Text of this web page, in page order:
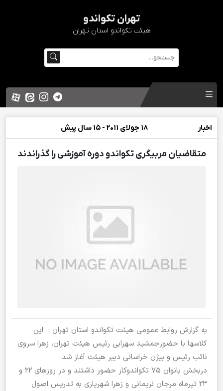
تهران تکواندو
هیئت تکواندو استان تهران
اخبار 18 جولای 2011 - 15 سال پیش
متقاضیان مربیگری تکواندو دوره آموزشی را گذراندند
به گزارش روابط عمومی هیئت تکواندو استان تهران : این
کلاسها با حضورجمشید سهرابی رئیس هیئت تهران، زهرا سروی
نائب رئیس و بیژن خراسانی دبیر هیئت آغاز شد.
دربخش بانوان ۷۵ تکواندوکار حضور داشتند و در روزهای ۲۲ و
۲۳ تیرماه مرجان نریمانی و زهرا شهریاری به تدریس اصول